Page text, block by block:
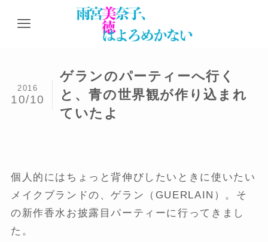
ゲランのパーティーへ行く
と、青の世界観が作り込まれ
ていたよ
2016
10/10
個人的にはちょっと背伸びしたいときに使いたい
メイクブランドの、ゲラン（GUERLAIN）。そ
の新作香水お披露目パーティーに行ってきまし
た。